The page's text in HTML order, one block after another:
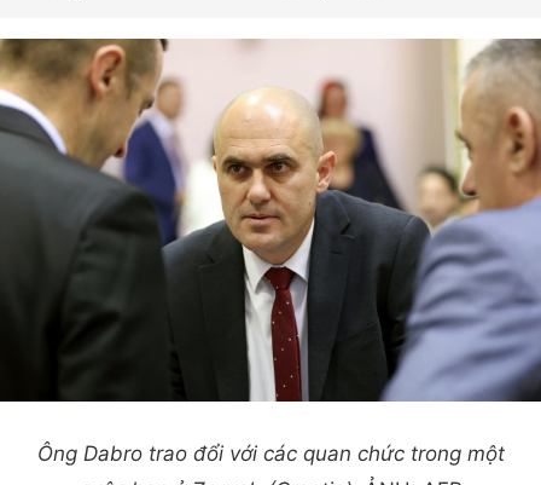
Ông Dabro trao đổi với các quan chức trong một